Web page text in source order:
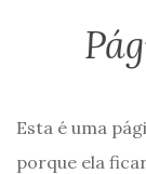
Esta é uma
porque ela